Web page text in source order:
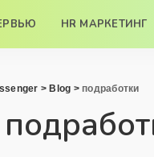
HR МАРКЕТИНГ
> Blog > подработки